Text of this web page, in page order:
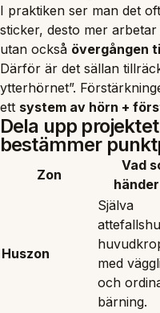
I praktiken ser man det
sticker, desto mer
utan också övergången
Därför är det sällan
ytterhörnet”.
ett system av hörn +
Dela upp
bestämmer
Zon
Vad
Huszon
Själva
med
och
bärning.